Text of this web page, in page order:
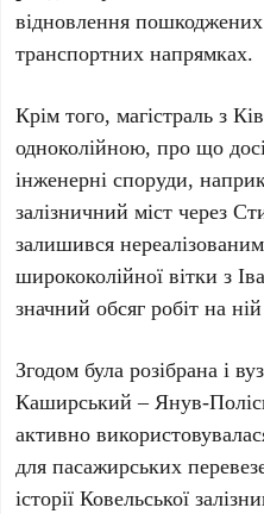
відновлення
транспортних напрямках.
Крім того, магістраль з
одноколійною, про що
інженерні споруди,
залізничний міст через
залишився
ширококолійної вітки з
значний обсяг робіт на
Згодом була розібрана і
Каширський – Янув-
активно
для пасажирських
історії Ковельської